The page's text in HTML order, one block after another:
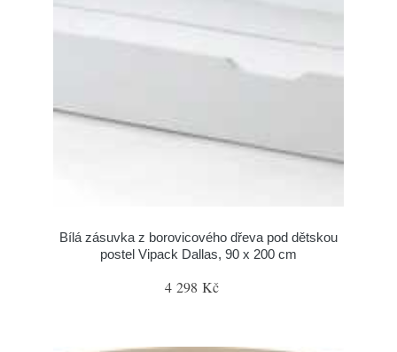
Bílá zásuvka z borovicového dřeva pod dětskou
postel Vipack Dallas, 90 x 200 cm
4 298 Kč